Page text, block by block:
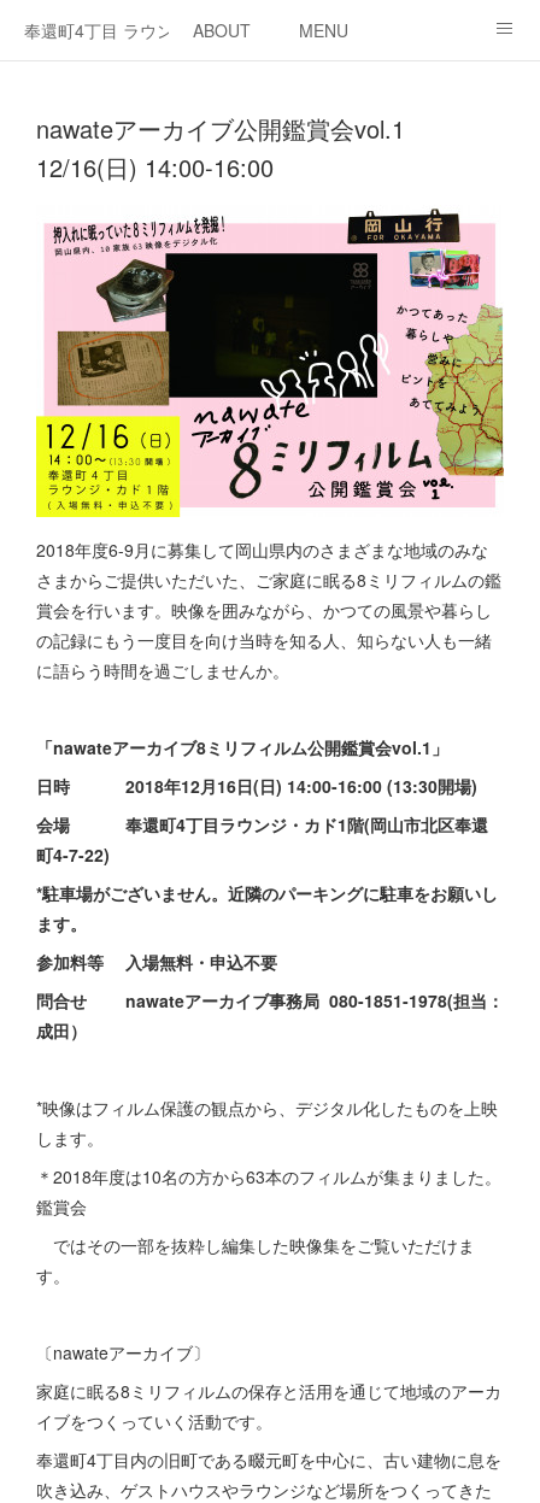
奉還町4丁目 ラウンジ・カド
ABOUT MENU
nawateアーカイブ公開鑑賞会vol.1
12/16(日) 14:00-16:00
2018年度6-9月に募集して岡山県内のさまざまな地域のみな
さまからご提供いただいた、ご家庭に眠る8ミリフィルムの鑑
賞会を行います。映像を囲みながら、かつての風景や暮らし
の記録にもう一度目を向け当時を知る人、知らない人も一緒
に語らう時間を過ごしませんか。
「nawateアーカイブ8ミリフィルム公開鑑賞会vol.1」
日時 2018年12月16日(日) 14:00-16:00 (13:30開場)
会場 奉還町4丁目ラウンジ・カド1階(岡山市北区奉還
町4-7-22)
*駐車場がございません。近隣のパーキングに駐車をお願いし
ます。
参加料等 入場無料・申込不要
問合せ nawateアーカイブ事務局 080-1851-1978(担当：
成田）
*映像はフィルム保護の観点から、デジタル化したものを上映
します。
＊2018年度は10名の方から63本のフィルムが集まりました。
鑑賞会
ではその一部を抜粋し編集した映像集をご覧いただけま
す。
〔nawateアーカイブ〕
家庭に眠る8ミリフィルムの保存と活用を通じて地域のアーカ
イブをつくっていく活動です。
奉還町4丁目内の旧町である畷元町を中心に、古い建物に息を
吹き込み、ゲストハウスやラウンジなど場所をつくってきた